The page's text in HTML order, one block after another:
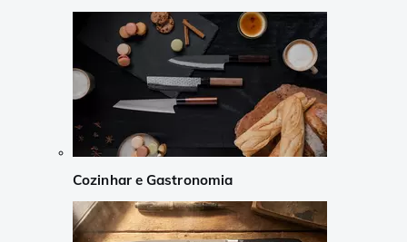
Cozinhar e Gastronomia